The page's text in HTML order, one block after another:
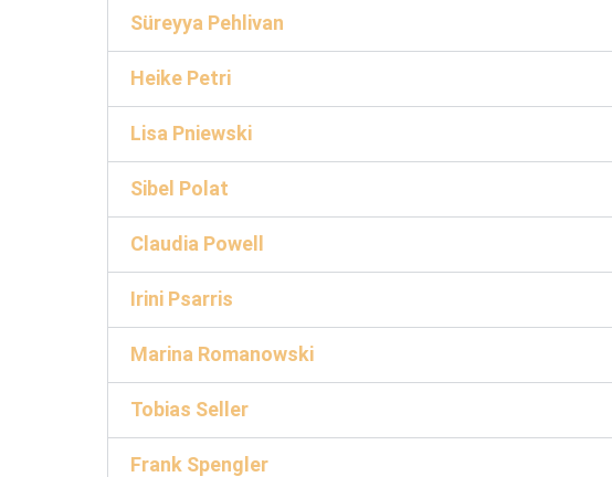
Süreyya Pehlivan
Heike Petri
Lisa Pniewski
Sibel Polat
Claudia Powell
Irini Psarris
Marina Romanowski
Tobias Seller
Frank Spengler